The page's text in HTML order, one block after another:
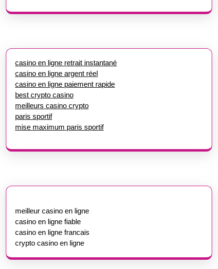
casino en ligne retrait instantané
casino en ligne argent réel
casino en ligne paiement rapide
best crypto casino
meilleurs casino crypto
paris sportif
mise maximum paris sportif
meilleur casino en ligne
casino en ligne fiable
casino en ligne francais
crypto casino en ligne